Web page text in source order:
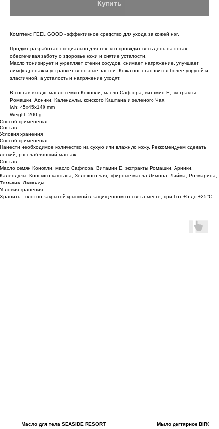
Купить
Комплекс FEEL GOOD - эффективное средство для ухода за кожей ног.
Продукт разработан специально для тех, кто проводит весь день на ногах,
обеспечивая заботу о здоровье кожи и снятие усталости.
Масло тонизирует и укрепляет стенки сосудов, снимает напряжение, улучшает
лимфодренаж и устраняет венозные застои. Кожа ног становится более упругой и
эластичной, а усталость и напряжение уходят.
В состав входят масло семян Конопли, масло Сафлора, витамин Е, экстракты
Ромашки, Арники, Календулы, конского Каштана и зеленого Чая.
lwh: 45x45x140 mm
Weight: 200 g
Способ применения
Состав
Условия хранения
Способ применения
Нанести необходимое количество на сухую или влажную кожу. Реккомендуем сделать
легкий, расслабляющий массаж.
Состав
Масло семян Конопли, масло Сафлора, Витамин Е, экстракты Ромашки, Арники,
Календулы, Конского каштана, Зеленого чая, эфирные масла Лимона, Лайма, Розмарина,
Тимьяна, Лаванды.
Условия хранения
Хранить с плотно закрытой крышкой в защищенном от света месте, при t от +5 до +25°С.
Масло для тела SEASIDE RESORT Мыло дегтярное BIRCH